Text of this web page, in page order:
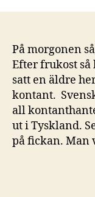
På morgonen
Efter frukost så
satt en äldre
kontant.
all
ut i Tyskland.
på fickan. Man